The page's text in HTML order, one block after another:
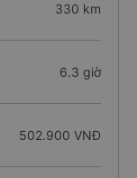
330 km
6.3 giờ
502.900 VNĐ